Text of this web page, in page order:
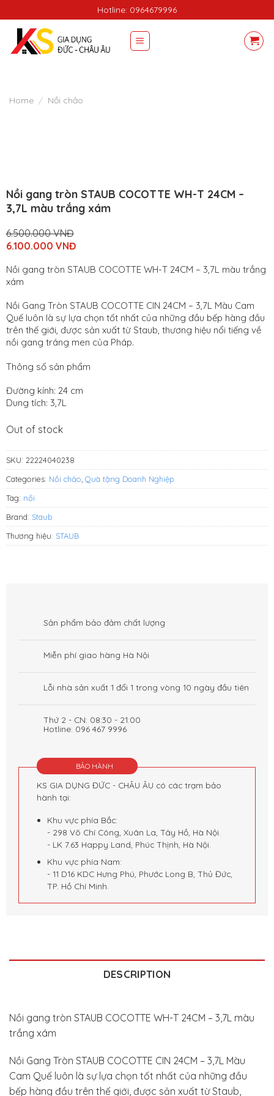
to
content
Hotline: 0964679996
Home / Nồi chảo
Nồi gang tròn STAUB COCOTTE WH-T 24CM –
3,7L màu trắng xám
6.500.000VNĐ
Original
price
6.500.000
VNĐ.
6.100.000 VNĐ
price
is:
6.100.000
Nồi gang tròn STAUB COCOTTE WH-T 24CM – 3,7L màu trắng
xám
Nồi Gang Tròn STAUB COCOTTE CIN 24CM – 3,7L Màu Cam
Quế luôn là sự lựa chọn tốt nhất của những đầu bếp hàng đầu
trên thế giới, được sản xuất từ Staub, thương hiệu nổi tiếng về
nồi gang tráng men của Pháp.
Thông số sản phẩm
Đường kính: 24 cm
Dung tích: 3,7L
Out of stock
SKU: 22224040238
Categories: Nồi chảo Quà tặng Doanh Nghiệp
Tag: nồi
Brand: Staub
Thương hiệu: STAUB
Sản phẩm bảo đảm chất lượng
Miễn phí giao hàng Hà Nội
Lỗi nhà sản xuất 1 đổi 1 trong vòng 10 ngày đầu tiên
Thứ 2 - CN: 08:30 - 21:00
Hotline: 096 467 9996
BẢO HÀNH
KS GIA DỤNG ĐỨC - CHÂU ÂU có các trạm bảo
hành tại:
Khu vực phía Bắc:
- 298 Võ Chí Công, Xuân La, Tây Hồ, Hà Nội.
- LK 7.63 Happy Land, Phúc Thịnh, Hà Nội.
Khu vực phía Nam:
- 11 D16 KDC Hưng Phú, Phước Long B, Thủ Đức,
TP. Hồ Chí Minh.
DESCRIPTION
Nồi gang tròn STAUB COCOTTE WH-T 24CM – 3,7L màu
trắng xám
Nồi Gang Tròn STAUB COCOTTE CIN 24CM – 3,7L Màu
Cam Quế luôn là sự lựa chọn tốt nhất của những đầu
bếp hàng đầu trên thế giới, được sản xuất từ Staub,